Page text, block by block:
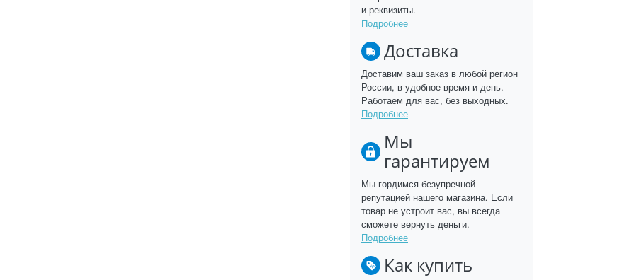
и реквизиты.
Подробнее
Доставка
Доставим ваш заказ в любой регион
России, в удобное время и день.
Работаем для вас, без выходных.
Подробнее
Мы
гарантируем
Мы гордимся безупречной
репутацией нашего магазина. Если
товар не устроит вас, вы всегда
сможете вернуть деньги.
Подробнее
Как купить